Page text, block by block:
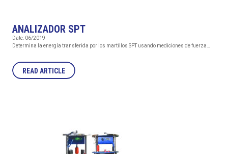
ANALIZADOR SPT
Date: 06/2019
Determina la energía transferida por los martillos SPT usando mediciones de fuerza…
READ ARTICLE